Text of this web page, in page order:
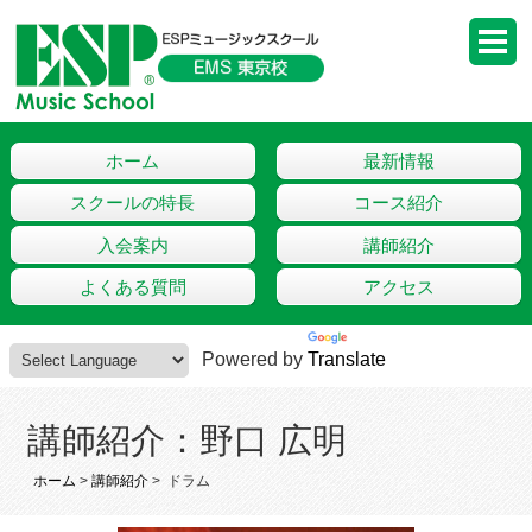
ホーム 最新情報
スクールの特長 コース紹介
入会案内 講師紹介
よくある質問 アクセス
Powered by Translate
講師紹介：野口 広明
ホーム >講師紹介 > ドラム